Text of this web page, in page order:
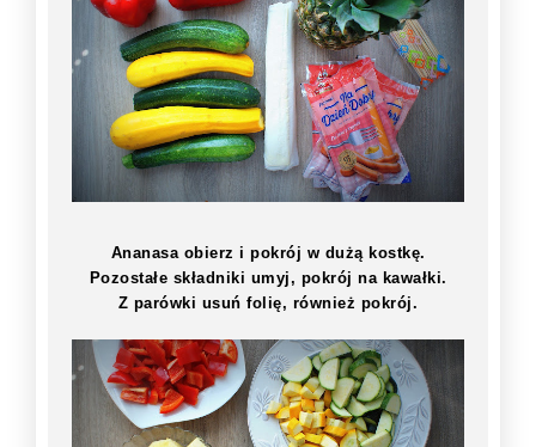
Ananasa obierz i pokrój w dużą kostkę.
Pozostałe składniki umyj, pokrój na kawałki.
Z parówki usuń folię, również pokrój.